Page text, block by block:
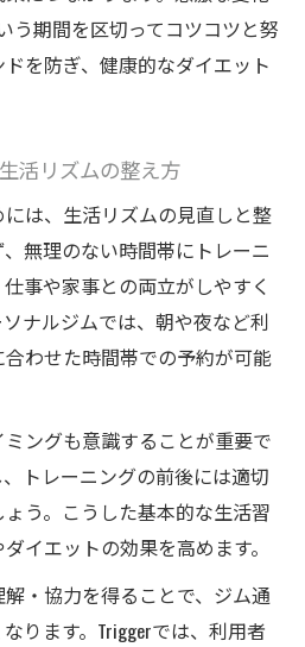
う期間を区切ってコツコツと努
を防ぎ、健康的なダイエット
活リズムの整え方
は、生活リズムの見直しと整
無理のない時間帯にトレーニ
事や家事との両立がしやすく
ナルジムでは、朝や夜など利
わせた時間帯での予約が可能
ングも意識することが重要で
トレーニングの前後には適切
う。こうした基本的な生活習
イエットの効果を高めます。
・協力を得ることで、ジム通
ります。Triggerでは、利用者